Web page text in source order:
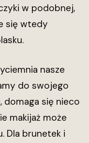
w podobnej,
się wtedy
nasze
do swojego
domaga się nieco
makijaż może
Dla brunetek i